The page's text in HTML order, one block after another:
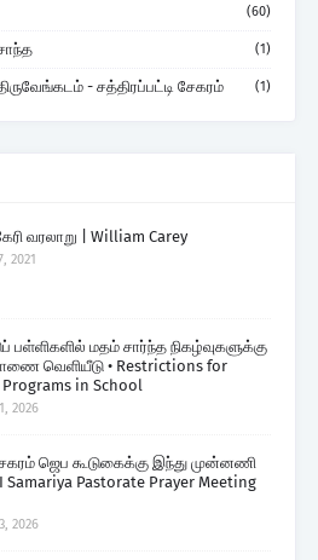
(60)
(1)
- சத்திரப்பட்டி சேகரம் (1)
வரலாறு | William Carey
2021
பள்ளிகளில் மதம் சார்ந்த நிகழ்வுகளுக்கு
வெளியீடு • Restrictions for
in School
2026
ஜெப கூடுகைக்கு இந்து முன்னணி
Samariya Pastorate Prayer Meeting
2026